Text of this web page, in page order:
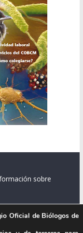
sobre
de Madrid.
Oficial de Biólogos de